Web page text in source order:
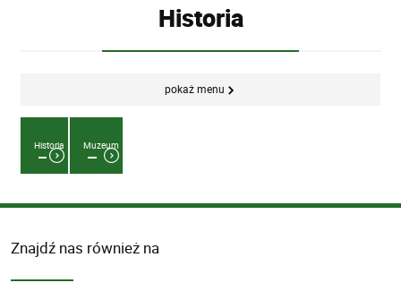
Historia
pokaż menu
Historia Muzeum
Znajdź nas również na